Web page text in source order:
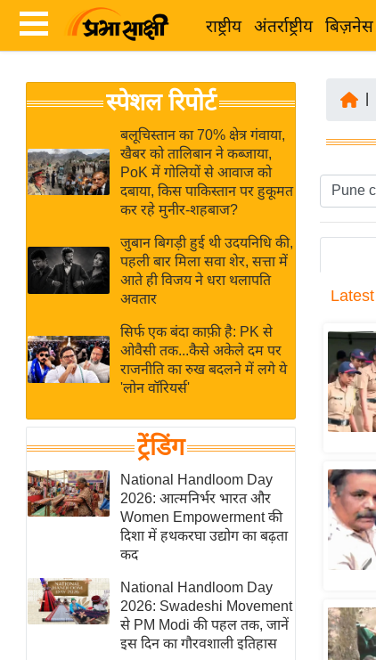
राष्ट्रीय अंतर्राष्ट्रीय बिज़नेस
News
Hindi
Hindi
Live
News in
Hindi
News
Hindi
Videos
ब
र
अंतर्राष्ट्रीय
बिज़नेस
उद्योग
विशेषज्ञ
राय
खेल
क्रिकेट
IPL
2026
मिसाल बेमिसाल
शख्सियत
यंग इंडिया
स्पेशल रिपोर्ट
बलूचिस्तान का 70% क्षेत्र गंवाया,
खैबर को तालिबान ने कब्जाया,
PoK में गोलियों से आवाज को
दबाया, किस पाकिस्तान पर हुकूमत
कर रहे मुनीर-शहबाज?
जुबान बिगड़ी हुई थी उदयनिधि की,
पहली बार मिला सवा शेर, सत्ता में
आते ही विजय ने धरा थलापति
अवतार
सिर्फ एक बंदा काफ़ी है: PK से
ओवैसी तक...कैसे अकेले दम पर
राजनीति का रुख बदलने में लगे ये
'लोन वॉरियर्स'
ट्रेंडिंग
National Handloom Day
2026: आत्मनिर्भर भारत और
Women Empowerment की
दिशा में हथकरघा उद्योग का बढ़ता
कद
National Handloom Day
2026: Swadeshi Movement
से PM Modi की पहल तक, जानें
इस दिन का गौरवशाली इतिहास
Latest